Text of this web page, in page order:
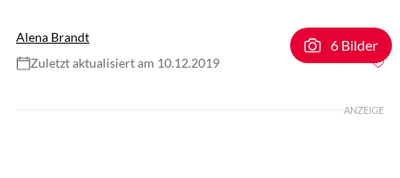
Alena Brandt
Zuletzt aktualisiert am 10.12.2019
6 Bilder
ANZEIGE